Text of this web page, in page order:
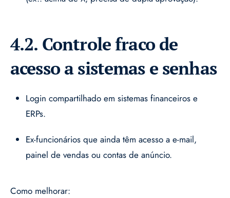
4.2. Controle fraco de
acesso a sistemas e senhas
Login compartilhado em sistemas financeiros e
ERPs.
Ex-funcionários que ainda têm acesso a e-mail,
painel de vendas ou contas de anúncio.
Como melhorar: